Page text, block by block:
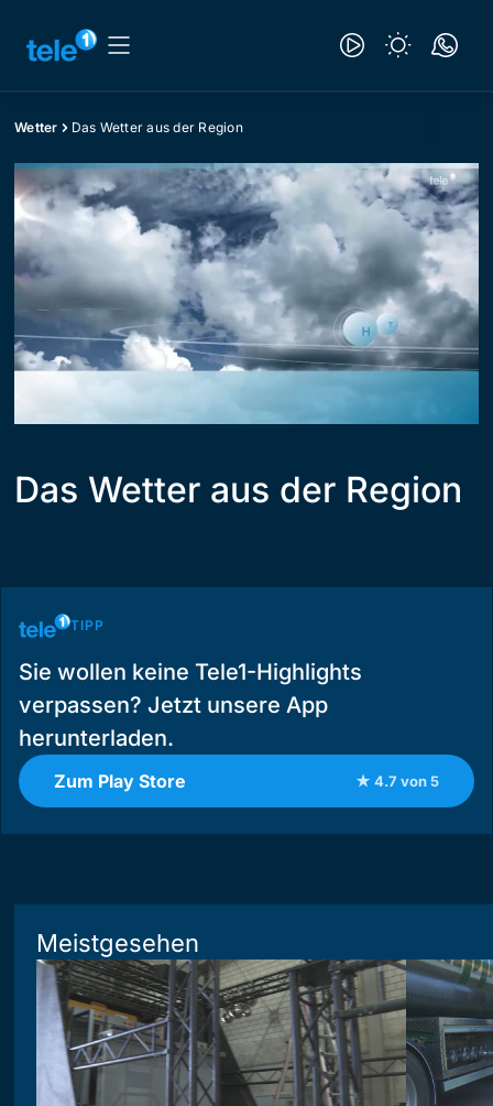
Wetter Das Wetter aus der Region
Das Wetter aus der Region
TIPP
Sie wollen keine Tele1-Highlights
verpassen? Jetzt unsere App
herunterladen.
Zum Play Store ★ 4.7 von 5
Meistgesehen